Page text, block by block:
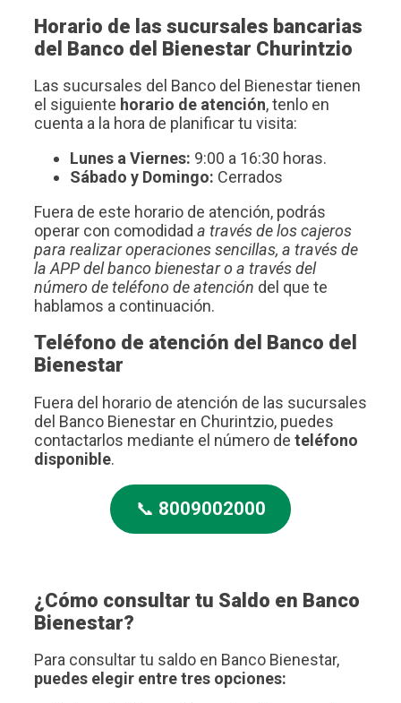
Horario de las sucursales bancarias
del Banco del Bienestar Churintzio
Las sucursales del Banco del Bienestar tienen
el siguiente horario de atención, tenlo en
cuenta a la hora de planificar tu visita:
Lunes a Viernes: 9:00 a 16:30 horas.
Sábado y Domingo: Cerrados
Fuera de este horario de atención, podrás
operar con comodidad a través de los cajeros
para realizar operaciones sencillas, a través de
la APP del banco bienestar o a través del
número de teléfono de atención del que te
hablamos a continuación.
Teléfono de atención del Banco del
Bienestar
Fuera del horario de atención de las sucursales
del Banco Bienestar en Churintzio, puedes
contactarlos mediante el número de teléfono
disponible.
📞 8009002000
¿Cómo consultar tu Saldo en Banco
Bienestar?
Para consultar tu saldo en Banco Bienestar,
puedes elegir entre tres opciones: